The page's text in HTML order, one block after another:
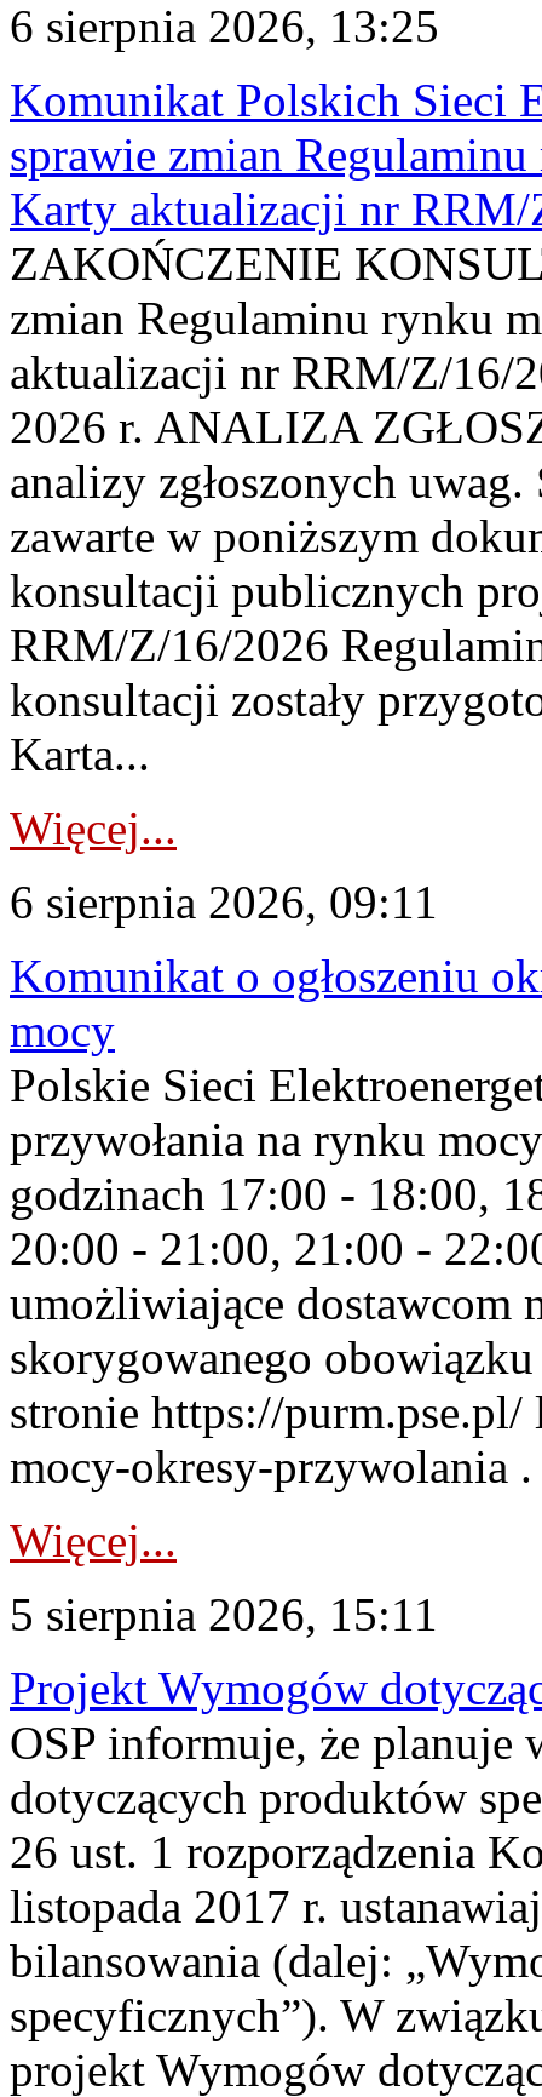
6 sierpnia 2026, 13:25
Komunikat Polskich Sieci
sprawie zmian
Karty aktualizacji nr
ZAKOŃCZENIE
zmian Regulaminu rynku
aktualizacji nr RRM/Z/16/
2026 r. ANALIZA
analizy zgłoszonych
zawarte w poniższym
konsultacji publicznych
RRM/Z/16/2026
konsultacji zostały
Karta...
Więcej...
6 sierpnia 2026, 09:11
Komunikat o ogłoszeniu
mocy
Polskie Sieci
przywołania na rynku
godzinach 17:00 - 18:00,
20:00 - 21:00, 21:00 -
umożliwiające dostawcom
skorygowanego
stronie https://
mocy-okresy-przywolania
Więcej...
5 sierpnia 2026, 15:11
Projekt Wymogów
OSP informuje, że planuje
dotyczących produktów
26 ust. 1 rozporządzenia
listopada 2017 r.
bilansowania (dalej:
specyficznych”). W
projekt Wymogów